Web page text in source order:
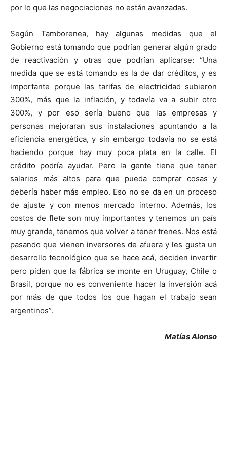
por lo que las negociaciones no están avanzadas.
Según Tamborenea, hay algunas medidas que el
Gobierno está tomando que podrían generar algún grado
de reactivación y otras que podrían aplicarse: “Una
medida que se está tomando es la de dar créditos, y es
importante porque las tarifas de electricidad subieron
300%, más que la inflación, y todavía va a subir otro
300%, y por eso sería bueno que las empresas y
personas mejoraran sus instalaciones apuntando a la
eficiencia energética, y sin embargo todavía no se está
haciendo porque hay muy poca plata en la calle. El
crédito podría ayudar. Pero la gente tiene que tener
salarios más altos para que pueda comprar cosas y
debería haber más empleo. Eso no se da en un proceso
de ajuste y con menos mercado interno. Además, los
costos de flete son muy importantes y tenemos un país
muy grande, tenemos que volver a tener trenes. Nos está
pasando que vienen inversores de afuera y les gusta un
desarrollo tecnológico que se hace acá, deciden invertir
pero piden que la fábrica se monte en Uruguay, Chile o
Brasil, porque no es conveniente hacer la inversión acá
por más de que todos los que hagan el trabajo sean
argentinos”.
Matías Alonso